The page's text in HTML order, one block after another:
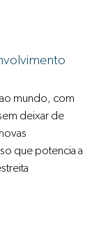
mundo, com
deixar de
que potencia a